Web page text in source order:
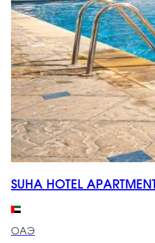
SUHA HOTEL
ОАЭ